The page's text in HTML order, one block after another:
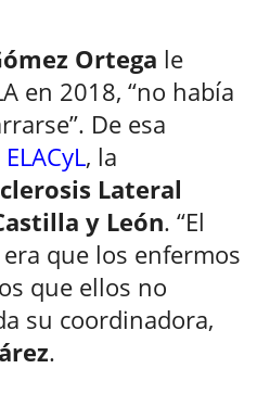
Ortega le
en 2018, “no había
De esa
ELACyL, la
Lateral
y León. “El
que los enfermos
que ellos no
su coordinadora,
.